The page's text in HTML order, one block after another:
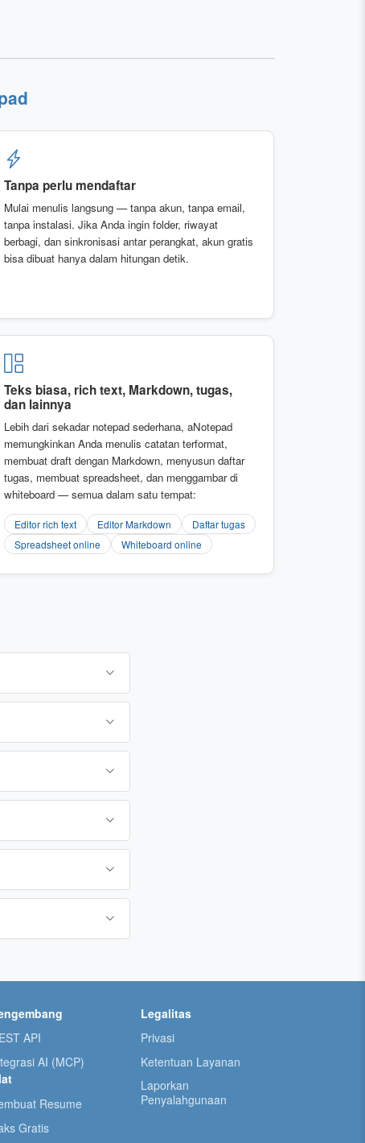
Tanpa perlu mendaftar
Mulai menulis langsung — tanpa akun, tanpa email,
tanpa instalasi. Jika Anda ingin folder, riwayat
berbagi, dan sinkronisasi antar perangkat, akun gratis
bisa dibuat hanya dalam hitungan detik.
Teks biasa, rich text, Markdown, tugas,
dan lainnya
Lebih dari sekadar notepad sederhana, aNotepad
memungkinkan Anda menulis catatan terformat,
membuat draft dengan Markdown, menyusun daftar
tugas, membuat spreadsheet, dan menggambar di
whiteboard — semua dalam satu tempat:
Editor rich text Editor Markdown
Daftar tugas
Spreadsheet online
Whiteboard online
API
AI (MCP)
Resume
Gratis
Legalitas
Privasi
Ketentuan Layanan
Laporkan
Penyalahgunaan